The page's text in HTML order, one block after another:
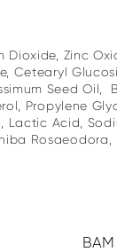
Zinc
Cetearyl
Seed
Propylene
Acid,
Aniba
ВАМ